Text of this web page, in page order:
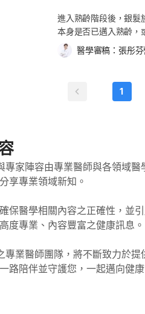
忘需適時妥協和讓步。
護服務，是因為擔心晚
讓他們別太擔心。 若
（Low-impact
讓心跳加速，使更多血
有氧運動，每週至少
體之間的連結，維持
習霎哈嘉瑜伽（
單動作） 太極拳 最近
展，慢慢地轉動身體且
慢的動作。一般來說，
而造成的問題）等，請
鼓勵大家，無論年齡
動、或較有挑戰性的運
運動模式。（同場加映
進入熟齡階段後，銀髮
本身是否已邁入熟齡，
長者們出現以下幾點
可能會罹患心血管疾病
疾病的機率增加。 關節、骨骼和肌肉退化：年紀大了骨質自然會漸漸流失，使骨質
密度降低，因此若從
會有排尿困難的問題，
造成尿失禁現象的原因之一。 記憶力變差：年紀愈大，學習新事物
若記憶力有出現嚴重
disease），除了記憶力差，思維也
度思考或因意外而影響的
雙管齊下 熟齡補對不
飯和其他精緻澱粉類食
師做合適的調整。 蔬果與蛋白質攝取：蔬菜和水果提供許多身體所需的纖維、維生
醫學審稿： 張彤
1
專家陣容由專業醫師與各領域醫
享專業領域新知。
保醫學相關內容之正確性，並
度專業、內容豐富之健康訊息。
專業醫師團隊，將不斷致力於提
路陪伴並守護您，一起邁向健